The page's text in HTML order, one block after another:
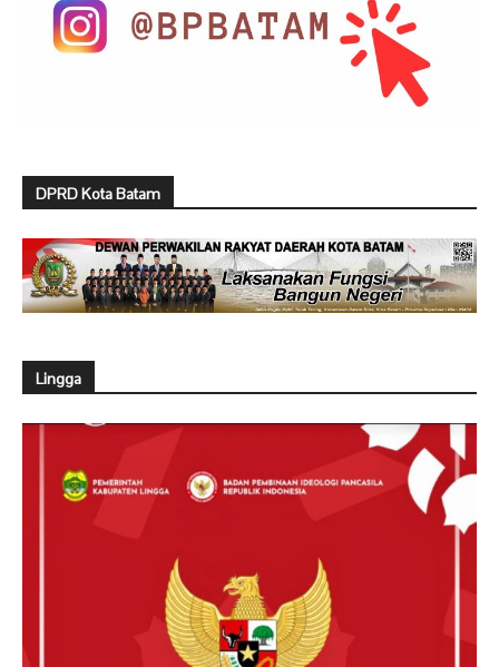
DPRD Kota Batam
Lingga